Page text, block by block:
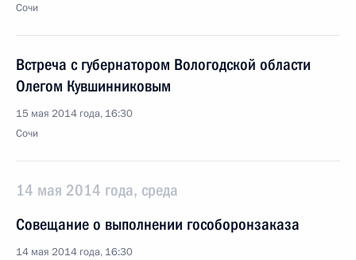
Сочи
Встреча с губернатором Вологодской области
Олегом Кувшинниковым
15 мая 2014 года, 16:30
Сочи
14 мая 2014 года, среда
Совещание о выполнении гособоронзаказа
14 мая 2014 года, 16:30